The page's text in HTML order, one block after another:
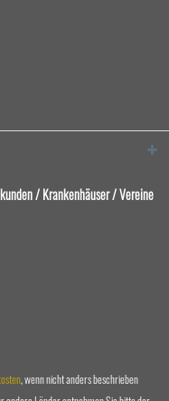
/ Krankenhäuser / Vereine
, wenn nicht anders beschrieben